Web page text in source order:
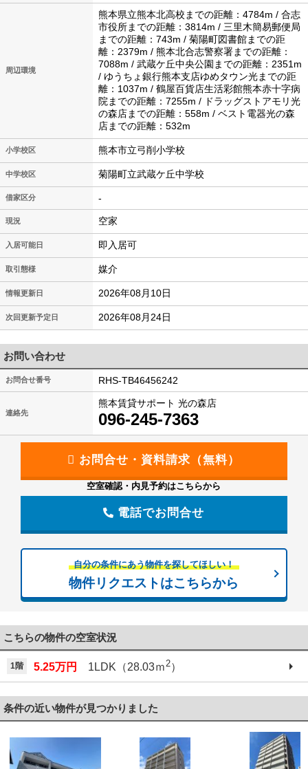
周辺環境
熊本県立熊本北高校までの距離：4784m / 合志
市役所までの距離：3814m / 三里木簡易郵便局
までの距離：743m / 菊陽町図書館までの距
離：2379m / 熊本北合志警察署までの距離：
7088m / 武蔵ケ丘中央公園までの距離：2351m
/ ゆうちょ銀行熊本支店ゆめタウン光までの距
離：1037m / 鶴屋百貨店生活彩館熊本赤十字病
院までの距離：7255m / ドラッグストアモリ光
の森店までの距離：558m / ベスト電器光の森
店までの距離：532m
小学校区 熊本市立弓削小学校
中学校区 菊陽町立武蔵ケ丘中学校
借家区分 -
現況 空家
入居可能日 即入居可
取引態様 媒介
情報更新日 2026年08月10日
次回更新予定日 2026年08月24日
お問い合わせ
お問合せ番号 RHS-TB46456242
連絡先
熊本賃貸サポート 光の森店
096-245-7363
空室確認・内見予約はこちらから
電話でお問合せ
自分の条件にあう物件を探してほしい！
物件リクエストはこちらから
こちらの物件の空室状況
1階 5.25万円 1LDK（28.03ｍ2）
条件の近い物件が見つかりました